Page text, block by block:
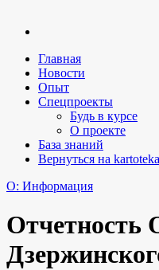
Главная
Новости
Опыт
Спецпроекты
Будь в курсе
О проекте
База знаний
Вернуться на
O: Информация
Отчетность